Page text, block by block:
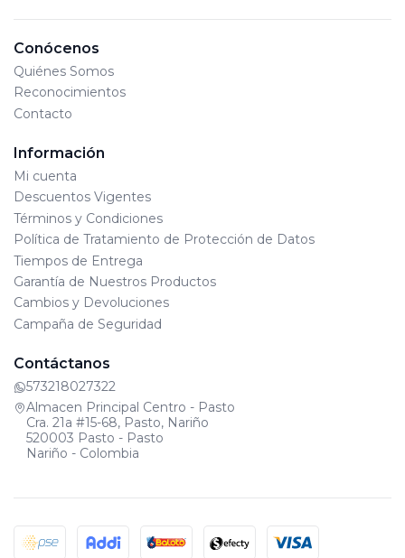
Conócenos
Quiénes Somos
Reconocimientos
Contacto
Información
Mi cuenta
Descuentos Vigentes
Términos y Condiciones
Política de Tratamiento de Protección de Datos
Tiempos de Entrega
Garantía de Nuestros Productos
Cambios y Devoluciones
Campaña de Seguridad
Contáctanos
573218027322
Almacen Principal Centro - Pasto
Cra. 21a #15-68, Pasto, Nariño
520003 Pasto - Pasto
Nariño - Colombia